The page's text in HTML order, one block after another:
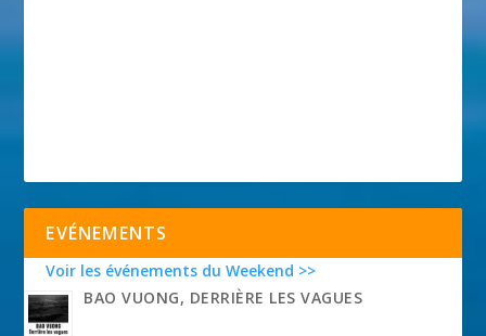
EVÉNEMENTS
Voir les événements du Weekend >>
BAO VUONG, DERRIÈRE LES VAGUES